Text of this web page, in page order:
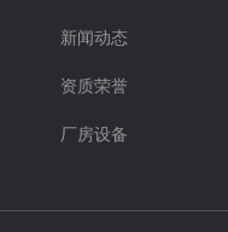
新闻动态
资质荣誉
厂房设备